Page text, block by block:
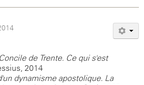
de Trente. Ce qui s'est
2014
dynamisme apostolique. La